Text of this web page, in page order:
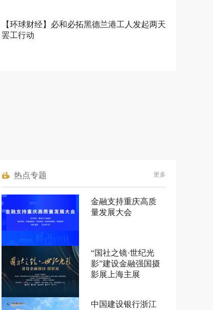
【环球财经】必和必拓黑德兰港工人发起两天
罢工行动
热点专题 更多
金融支持重庆高质
量发展大会
“国社之镜·世纪光
影”建设金融强国摄
影展上海主展
中国建设银行浙江